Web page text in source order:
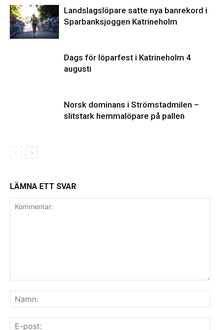
Landslagslöpare satte nya banrekord i
Sparbanksjoggen Katrineholm
Dags för löparfest i Katrineholm 4
augusti
Norsk dominans i Strömstadmilen –
slitstark hemmalöpare på pallen
LÄMNA ETT SVAR